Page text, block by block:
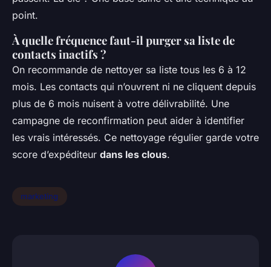
point.
À quelle fréquence faut-il purger sa liste de
contacts inactifs ?
On recommande de nettoyer sa liste tous les 6 à 12
mois. Les contacts qui n’ouvrent ni ne cliquent depuis
plus de 6 mois nuisent à votre délivrabilité. Une
campagne de reconfirmation peut aider à identifier
les vrais intéressés. Ce nettoyage régulier garde votre
score d’expéditeur dans les clous.
marketing